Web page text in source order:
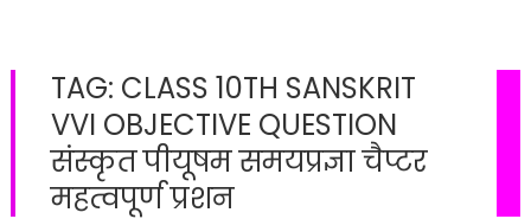
TAG: CLASS 10TH SANSKRIT
VVI OBJECTIVE QUESTION
संस्कृत पीयूषम समयप्रज्ञा चैप्टर
महत्वपूर्ण प्रशन